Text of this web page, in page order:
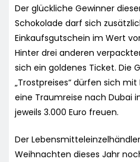
Der glückliche Gewinner
Schokolade darf sich
Einkaufsgutschein im Wert
Hinter drei anderen
sich ein goldenes Ticket. Die
„Trostpreises“ dürfen sich mit
eine Traumreise nach Dubai
jeweils 3.000 Euro freuen.
Der
Weihnachten dieses Jahr